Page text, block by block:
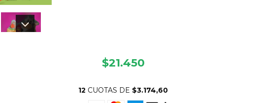
$21.450
12 CUOTAS DE $3.174,60